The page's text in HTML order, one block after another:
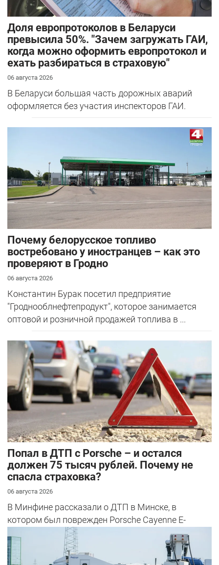
Доля европротоколов в Беларуси
превысила 50%. "Зачем загружать ГАИ,
когда можно оформить европротокол и
ехать разбираться в страховую"
06 августа 2026
В Беларуси большая часть дорожных аварий
оформляется без участия инспекторов ГАИ.
Почему белорусское топливо
востребовано у иностранцев – как это
проверяют в Гродно
06 августа 2026
Константин Бурак посетил предприятие
"Гроднооблнефтепродукт", которое занимается
оптовой и розничной продажей топлива в ...
​Попал в ДТП с Porsche – и остался
должен 75 тысяч рублей. Почему не
спасла страховка?
06 августа 2026
В Минфине рассказали о ДТП в Минске, в
котором был поврежден Porsche Cayenne E-